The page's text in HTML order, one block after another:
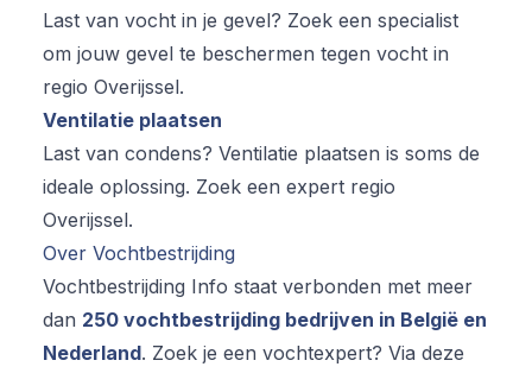
Last van vocht in je gevel? Zoek een specialist
om jouw gevel te beschermen tegen vocht in
regio Overijssel.
Ventilatie plaatsen
Last van condens? Ventilatie plaatsen is soms de
ideale oplossing. Zoek een expert regio
Overijssel.
Over Vochtbestrijding
Vochtbestrijding Info staat verbonden met meer
dan 250 vochtbestrijding bedrijven in België en
Nederland. Zoek je een vochtexpert? Via deze